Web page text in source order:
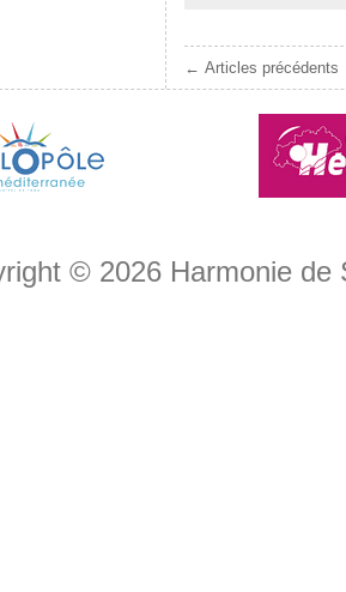
← Articles précédents
© 2026 Harmonie de